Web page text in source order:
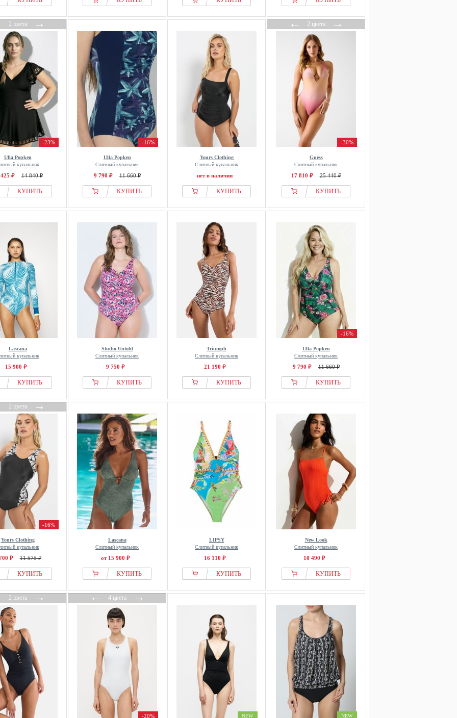
2 цвета→
-23%
Ulla Popken
купальник
₽ 14 840 ₽
КУПИТЬ
-16%
Ulla Popken
Слитный купальник
9 790 ₽ 11 660 ₽
КУПИТЬ
Yours Clothing
Слитный купальник
нет в наличии
КУПИТЬ
←2 цвета→
-30%
Guess
Слитный купальник
17 810 ₽ 25 440 ₽
КУПИТЬ
Lascana
купальник
15 900 ₽
КУПИТЬ
Studio Untold
Слитный купальник
9 750 ₽
КУПИТЬ
Triumph
Слитный купальник
21 190 ₽
КУПИТЬ
-16%
Ulla Popken
Слитный купальник
9 790 ₽ 11 660 ₽
КУПИТЬ
2 цвета→
-16%
Yours Clothing
купальник
₽ 11 575 ₽
КУПИТЬ
Lascana
Слитный купальник
от 15 900 ₽
КУПИТЬ
LIPSY
Слитный купальник
16 110 ₽
КУПИТЬ
New Look
Слитный купальник
10 490 ₽
КУПИТЬ
2 цвета→ ←4 цвета→
-20% NEW NEW